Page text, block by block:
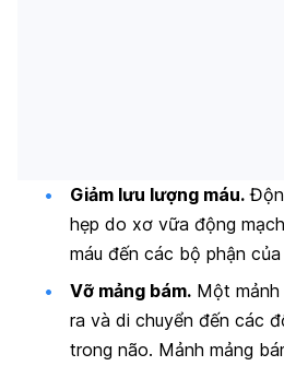
Giảm lưu lượng máu.
hẹp do xơ vữa động
máu đến các bộ phận của
Vỡ mảng bám. Một
ra và di chuyển đến các
trong não. Mảnh mảng